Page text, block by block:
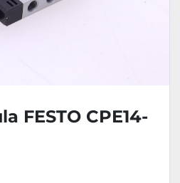
FESTO CPE14-